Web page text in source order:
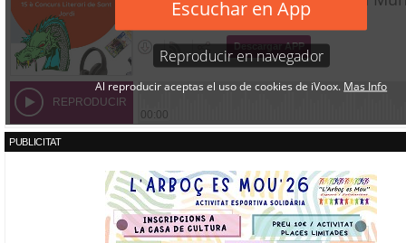
PUBLICITAT